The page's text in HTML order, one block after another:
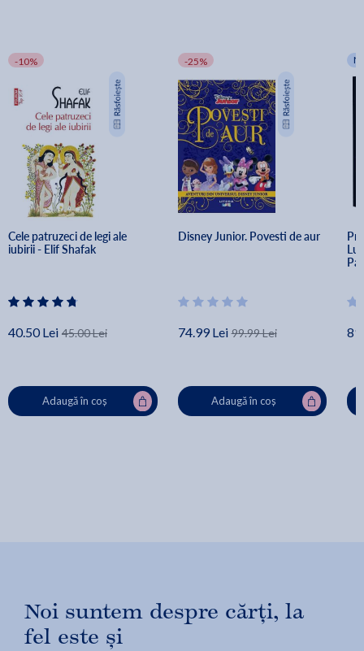
-10%
Cele patruzeci de legi ale
iubirii - Elif Shafak
40.50 Lei 45.00 Lei
Adaugă în coș
-25%
Disney Junior. Povesti de aur
74.99 Lei 99.99 Lei
Adaugă în coș
Noi suntem despre cărți, la
fel este și